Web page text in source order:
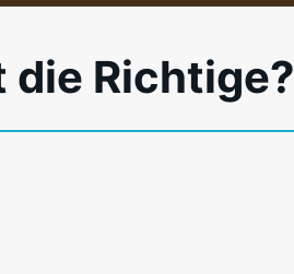
die Richtige?